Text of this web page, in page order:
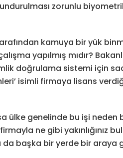
zorunlu
tarafından kamuya bir yük
yapılmış mıdır?
doğrulama sistemi için
isimli firmaya lisans
ülke genelinde bu işi neden
ne gibi yakınlığınız
da başka bir yerde bir araya